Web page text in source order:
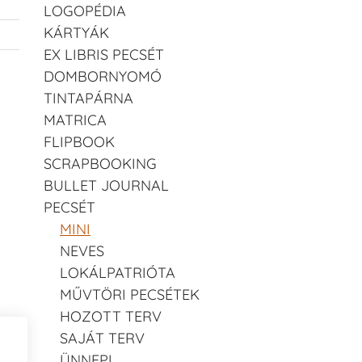
LOGOPÉDIA
KÁRTYÁK
EX LIBRIS PECSÉT
DOMBORNYOMÓ
TINTAPÁRNA
MATRICA
FLIPBOOK
SCRAPBOOKING
BULLET JOURNAL
PECSÉT
MINI
NEVES
LOKÁLPATRIÓTA
MŰVTÖRI PECSÉTEK
HOZOTT TERV
SAJÁT TERV